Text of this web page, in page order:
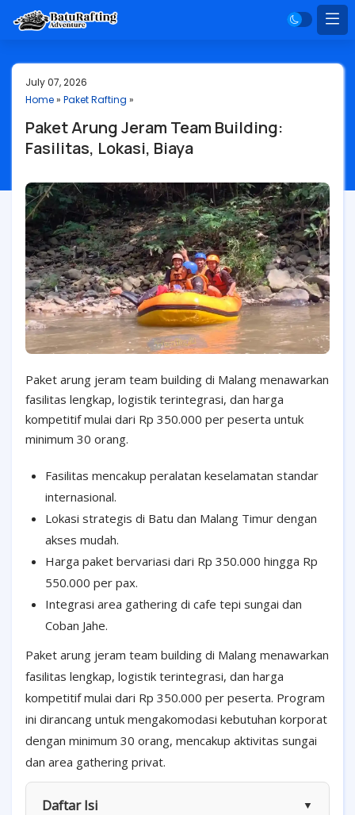
July 07, 2026
Home» Paket Rafting »
Paket Arung Jeram Team Building:
Fasilitas, Lokasi, Biaya
Paket arung jeram team building di Malang menawarkan
fasilitas lengkap, logistik terintegrasi, dan harga
kompetitif mulai dari Rp 350.000 per peserta untuk
minimum 30 orang.
Fasilitas mencakup peralatan keselamatan standar
internasional.
Lokasi strategis di Batu dan Malang Timur dengan
akses mudah.
Harga paket bervariasi dari Rp 350.000 hingga Rp
550.000 per pax.
Integrasi area gathering di cafe tepi sungai dan
Coban Jahe.
Paket arung jeram team building di Malang menawarkan
fasilitas lengkap, logistik terintegrasi, dan harga
kompetitif mulai dari Rp 350.000 per peserta. Program
ini dirancang untuk mengakomodasi kebutuhan korporat
dengan minimum 30 orang, mencakup aktivitas sungai
dan area gathering privat.
Daftar Isi ▼